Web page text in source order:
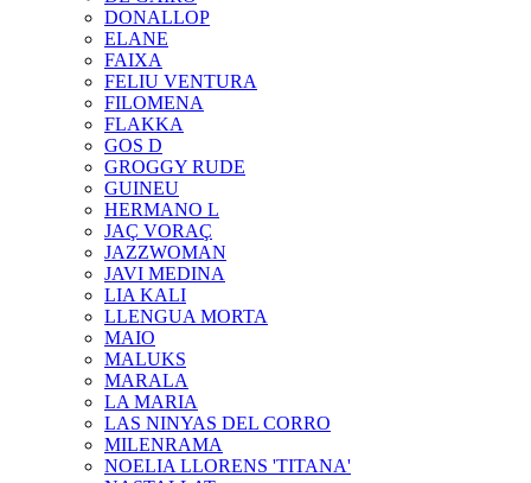
DONALLOP
ELANE
FAIXA
FELIU VENTURA
FILOMENA
FLAKKA
GOS D
GROGGY RUDE
GUINEU
HERMANO L
JAÇ VORAÇ
JAZZWOMAN
JAVI MEDINA
LIA KALI
LLENGUA MORTA
MAIO
MALUKS
MARALA
LA MARIA
LAS NINYAS DEL CORRO
MILENRAMA
NOELIA LLORENS 'TITANA'